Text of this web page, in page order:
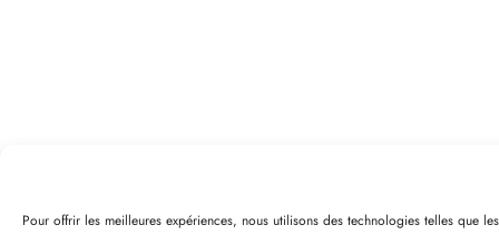
Pour offrir les meilleures expériences, nous utilisons des technologies telles que